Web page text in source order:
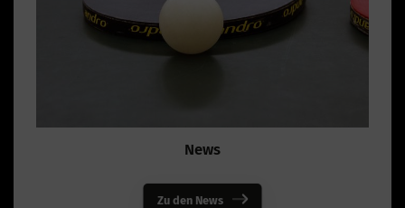
News
Zu den News